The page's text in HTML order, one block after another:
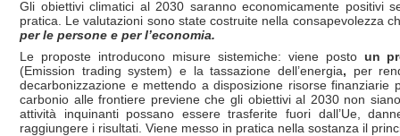
Gli obiettivi climatici al 2030 saranno economicamente positivi
pratica. Le valutazioni sono state costruite nella consapevolezza
per le persone e per l’economia.
Le proposte introducono misure sistemiche: viene posto un
(Emission trading system) e la tassazione dell’energia, per
decarbonizzazione e mettendo a disposizione risorse
carbonio alle frontiere previene che gli obiettivi al 2030 non
attività inquinanti possano essere trasferite fuori dall’Ue,
raggiungere i risultati. Viene messo in pratica nella sostanza il